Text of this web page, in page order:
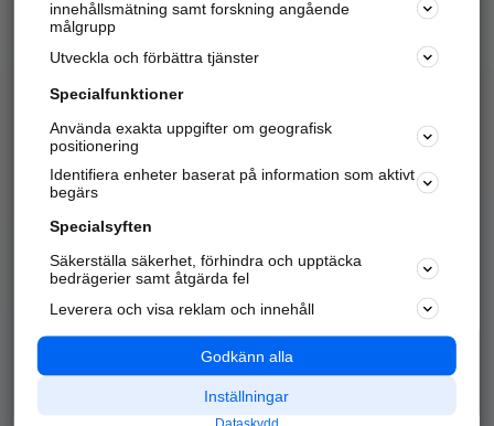
Marknadsför företaget
Kom igång och annonsera mot
samarbetspartners nära dig.
Alla kategorier
Populära sökningar
API & Kartor
Annonsera
Integritet
Nödnummer
innehållsmätning samt forskning angående
målgrupp
Utveckla och förbättra tjänster
Specialfunktioner
Använda exakta uppgifter om geografisk
positionering
Identifiera enheter baserat på information som aktivt
begärs
Specialsyften
Säkerställa säkerhet, förhindra och upptäcka
bedrägerier samt åtgärda fel
Leverera och visa reklam och innehåll
Godkänn alla
Inställningar
Dataskydd